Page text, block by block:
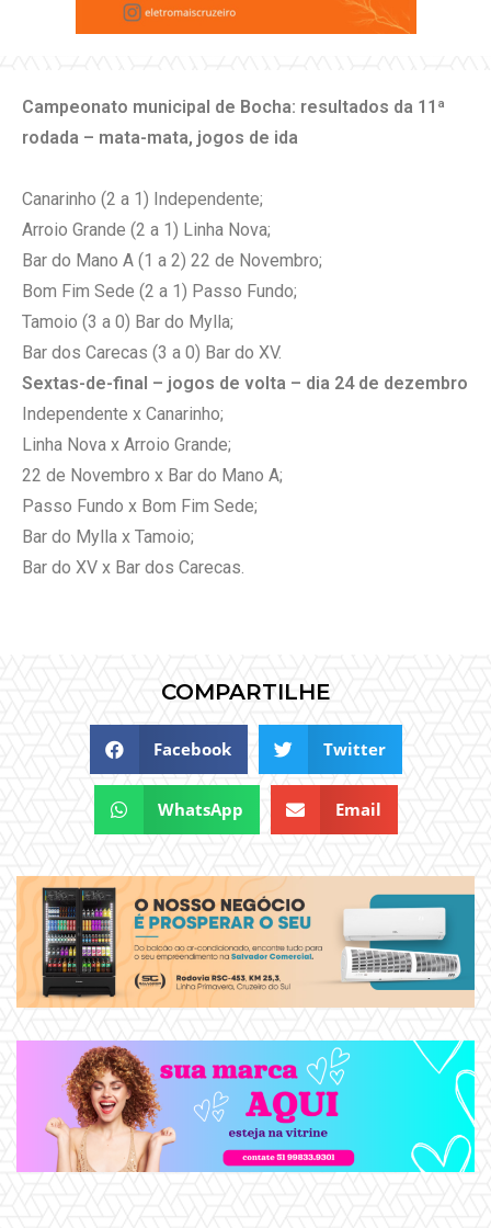
Campeonato municipal de Bocha: resultados da 11ª
rodada – mata-mata, jogos de ida
Canarinho (2 a 1) Independente;
Arroio Grande (2 a 1) Linha Nova;
Bar do Mano A (1 a 2) 22 de Novembro;
Bom Fim Sede (2 a 1) Passo Fundo;
Tamoio (3 a 0) Bar do Mylla;
Bar dos Carecas (3 a 0) Bar do XV.
Sextas-de-final – jogos de volta – dia 24 de dezembro
Independente x Canarinho;
Linha Nova x Arroio Grande;
22 de Novembro x Bar do Mano A;
Passo Fundo x Bom Fim Sede;
Bar do Mylla x Tamoio;
Bar do XV x Bar dos Carecas.
COMPARTILHE
Facebook Twitter
WhatsApp Email